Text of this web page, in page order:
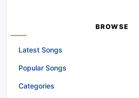
BROWSE
Latest Songs
Popular Songs
Categories